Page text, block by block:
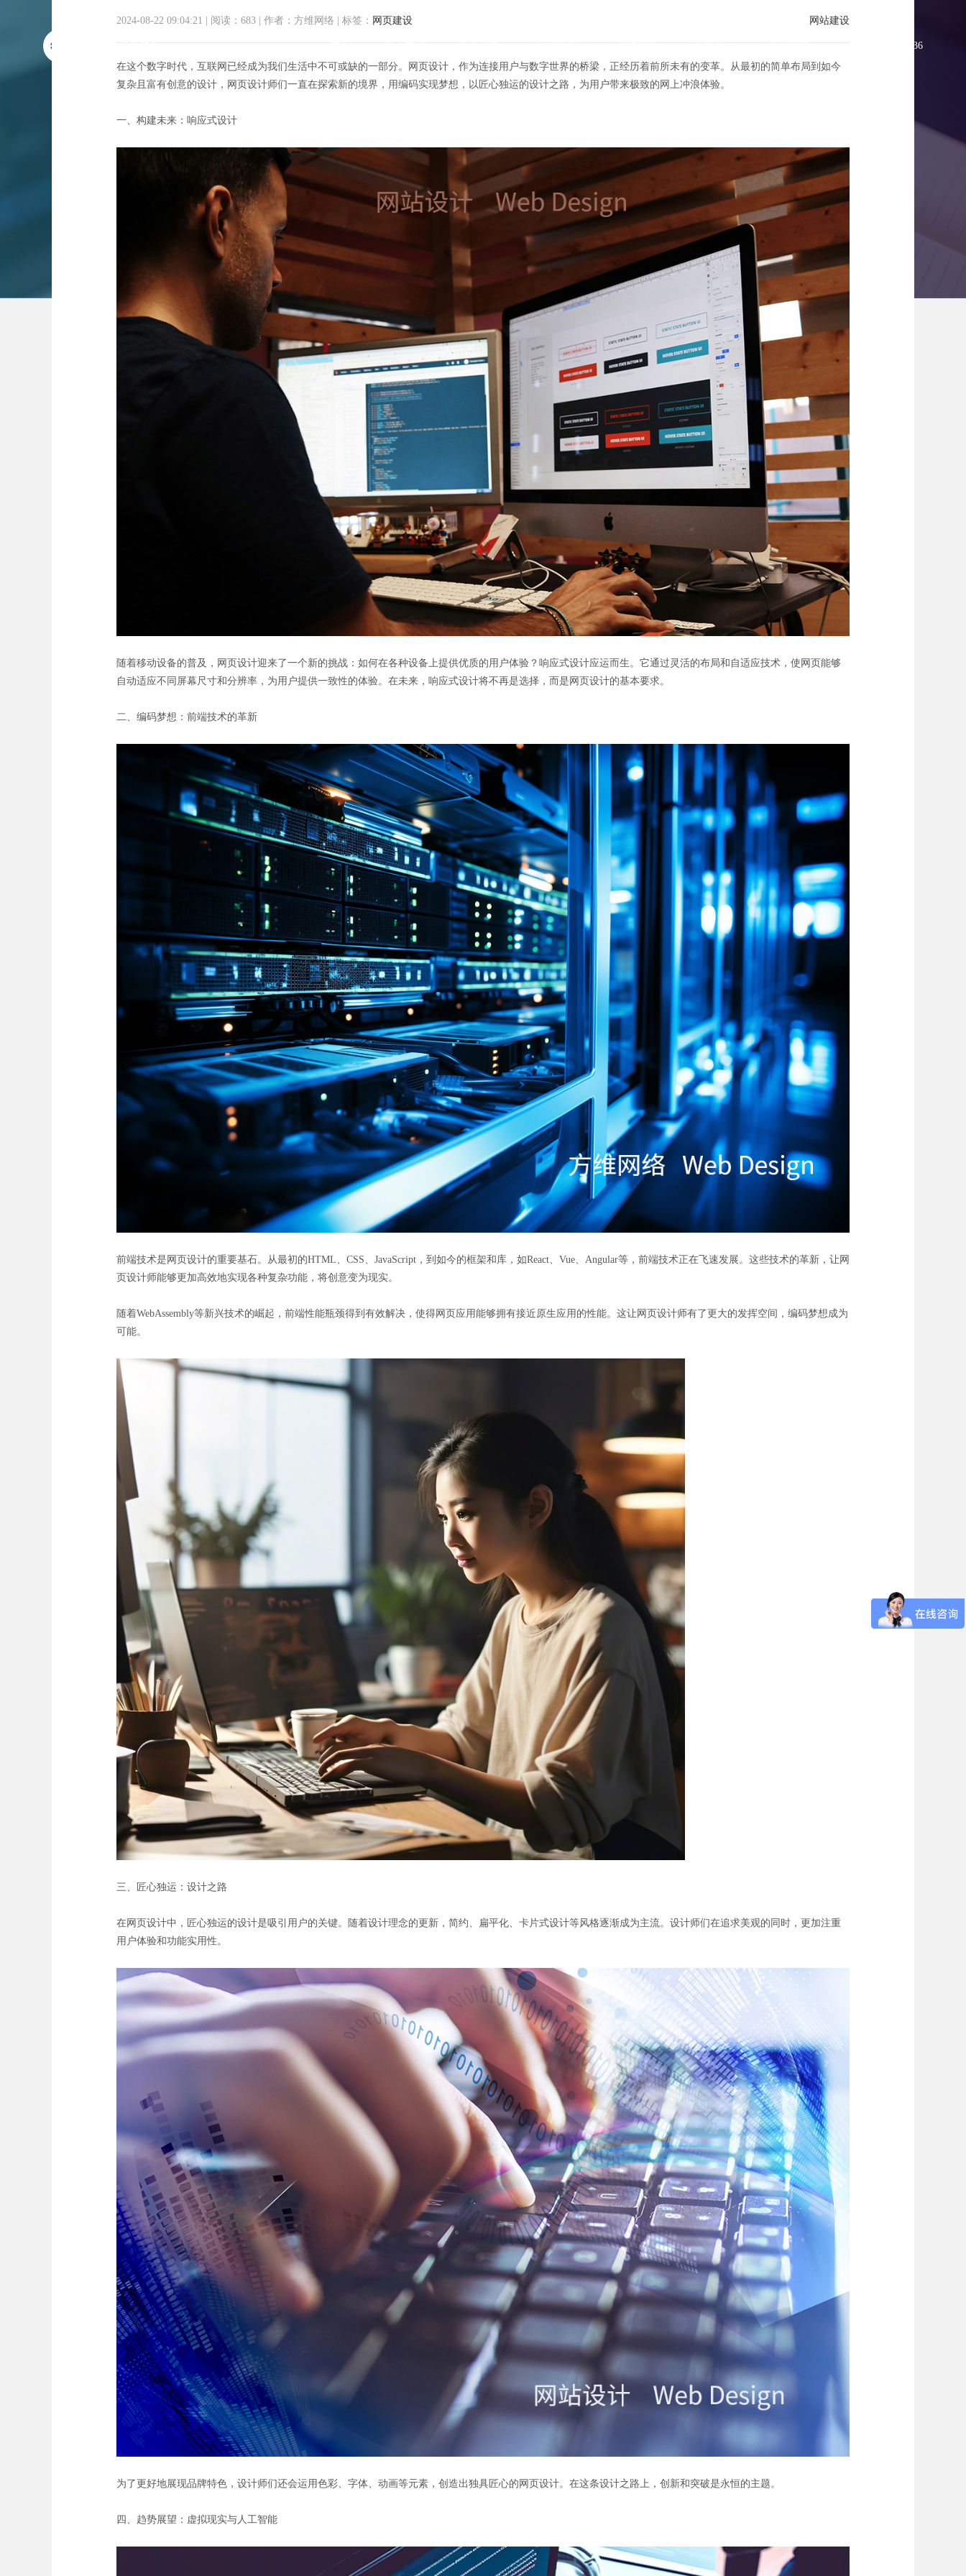
首页 关于方维 服务范围 我们的作品 解决方案 新闻资讯 联系方维 0755-83896336
网页新境界：构建未来，编码梦想，匠心独运的设计之路
网站建设
2024-08-22 09:04:21 阅读：683 作者：方维网络 标签： 网页建设
在这个数字时代，互联网已经成为我们生活中不可或缺的一部分。网页设计，作为连接用户与数字世界的桥梁，正经历着前所未有的变革。从最初的简单布局到如今
复杂且富有创意的设计，网页设计师们一直在探索新的境界，用编码实现梦想，以匠心独运的设计之路，为用户带来极致的网上冲浪体验。
一、构建未来：响应式设计
随着移动设备的普及，网页设计迎来了一个新的挑战：如何在各种设备上提供优质的用户体验？响应式设计应运而生。它通过灵活的布局和自适应技术，使网页能够
自动适应不同屏幕尺寸和分辨率，为用户提供一致性的体验。在未来，响应式设计将不再是选择，而是网页设计的基本要求。
二、编码梦想：前端技术的革新
前端技术是网页设计的重要基石。从最初的HTML、CSS、JavaScript，到如今的框架和库，如React、Vue、Angular等，前端技术正在飞速发展。这些技术的革新，让网
页设计师能够更加高效地实现各种复杂功能，将创意变为现实。
随着WebAssembly等新兴技术的崛起，前端性能瓶颈得到有效解决，使得网页应用能够拥有接近原生应用的性能。这让网页设计师有了更大的发挥空间，编码梦想成为
可能。
三、匠心独运：设计之路
在网页设计中，匠心独运的设计是吸引用户的关键。随着设计理念的更新，简约、扁平化、卡片式设计等风格逐渐成为主流。设计师们在追求美观的同时，更加注重
用户体验和功能实用性。
为了更好地展现品牌特色，设计师们还会运用色彩、字体、动画等元素，创造出独具匠心的网页设计。在这条设计之路上，创新和突破是永恒的主题。
四、趋势展望：虚拟现实与人工智能